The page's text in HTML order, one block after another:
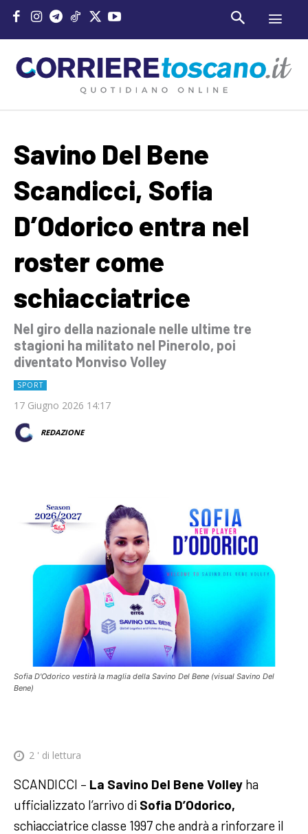
Savino Del Bene
Scandicci, Sofia
D’Odorico entra nel
roster come
schiacciatrice
Nel giro della nazionale nelle ultime tre
stagioni ha militato nel Pinerolo, poi
diventato Monviso Volley
SPORT
17 Giugno 2026 14:17
REDAZIONE
Sofia D'Odorico vestirà la maglia della Savino Del Bene (visual Savino Del
Bene)
2 ' di lettura
SCANDICCI – La Savino Del Bene Volley ha
ufficializzato l’arrivo di Sofia D’Odorico,
schiacciatrice classe 1997 che andrà a rinforzare il